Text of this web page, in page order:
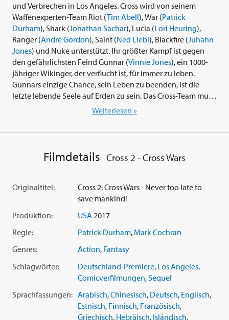
und Verbrechen in Los Angeles. Cross wird von seinem
Waffenexperten-Team Riot (Tim Abell), War (Patrick
Durham), Shark (Jonathan Sachar), Lucia (Lori Heuring),
Ranger (André Gordon), Saint (Ned Liebl), Blackfire (Juhahn
Jones) und Nuke unterstützt. Ihr größter Kampf ist gegen
den gefährlichsten Feind Gunnar (Vinnie Jones), ein 1000-
jähriger Wikinger, der verflucht ist, für immer zu leben.
Gunnars einzige Chance, sein Leben zu beenden, ist die
letzte lebende Seele auf Erden zu sein. Das Cross-Team muss
Gunnar stoppen, bevor er die Menschheit vernichtet.
Weiterlesen »
Filmdetails Cross 2 - Cross Wars
Originaltitel:
Cross 2: Cross Wars - Never too late to
save mankind!
Produktion:
USA2017
Regie:
Patrick Durham, Mark Cochran
Genres:
Action, Fantasy
Schlagwörter:
Deutschland-Premiere, Los Angeles,
Comicverfilmungen, Sequel
Sprachfassungen: Arabisch,Chinesisch, Deutsch, Englisch,
Estnisch, Finnisch, Französisch,
Griechisch, Hebräisch, Isländisch,